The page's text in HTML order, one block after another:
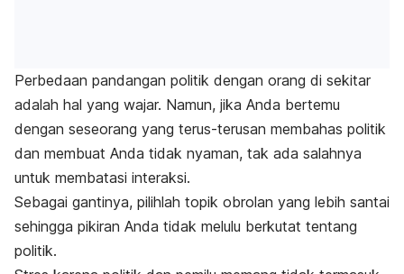
Perbedaan pandangan politik dengan orang di sekitar
adalah hal yang wajar. Namun, jika Anda bertemu
dengan seseorang yang terus-terusan membahas politik
dan membuat Anda tidak nyaman, tak ada salahnya
untuk membatasi interaksi.
Sebagai gantinya, pilihlah topik obrolan yang lebih santai
sehingga pikiran Anda tidak melulu berkutat tentang
politik.